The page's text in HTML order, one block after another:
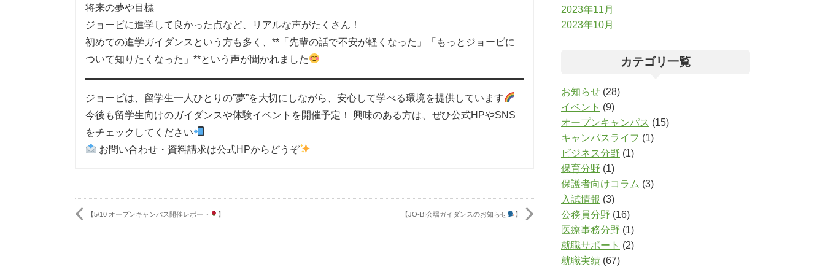
将来の夢や目標
ジョービに進学して良かった点など、リアルな声がたくさん！
初めての進学ガイダンスという方も多く、**「先輩の話で不安が軽くなった」「もっとジョービに
ついて知りたくなった」**という声が聞かれました
ジョービは、留学生一人ひとりの”夢”を大切にしながら、安心して学べる環境を提供しています
今後も留学生向けのガイダンスや体験イベントを開催予定！ 興味のある方は、ぜひ公式HPやSNS
をチェックしてください
お問い合わせ・資料請求は公式HPからどうぞ
【5/10 オープンキャンパス開催レポート 】 【JO-BI会場ガイダンスのお知らせ 】
2023年11月
2023年10月
カテゴリ一覧
お知らせ (28)
イベント (9)
オープンキャンパス (15)
キャンパスライフ (1)
ビジネス分野 (1)
保育分野 (1)
保護者向けコラム (3)
入試情報 (3)
公務員分野 (16)
医療事務分野 (1)
就職サポート (2)
就職実績 (67)